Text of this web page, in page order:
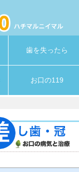
歯を失ったら
お口の119